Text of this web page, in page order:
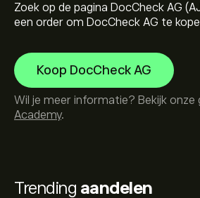
Trending aandelen
Zoek op de pagina DocCheck AG
een order om DocCheck AG te
Koop DocCheck AG
Wil je meer informatie? Bekijk onze
Academy.